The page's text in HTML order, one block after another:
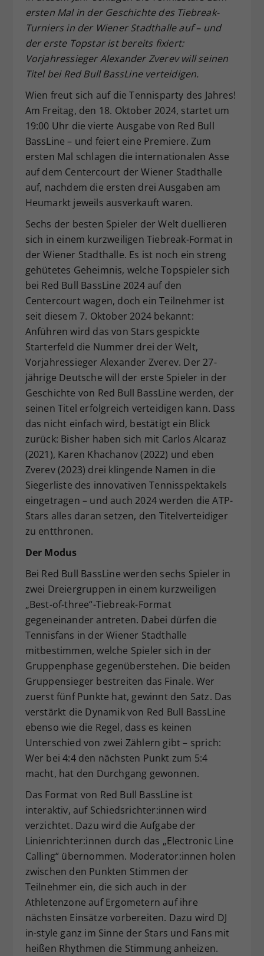
ersten Mal in der Geschichte des Tiebreak-
Turniers in der Wiener Stadthalle auf – und
der erste Topstar ist bereits fixiert:
Vorjahressieger Alexander Zverev will seinen
Titel bei Red Bull BassLine verteidigen.
Wien freut sich auf die Tennisparty des Jahres!
Am Freitag, den 18. Oktober 2024, startet um
19:00 Uhr die vierte Ausgabe von Red Bull
BassLine – und feiert eine Premiere. Zum
ersten Mal schlagen die internationalen Asse
auf dem Centercourt der Wiener Stadthalle
auf, nachdem die ersten drei Ausgaben am
Heumarkt jeweils ausverkauft waren.
Sechs der besten Spieler der Welt duellieren
sich in einem kurzweiligen Tiebreak-Format in
der Wiener Stadthalle. Es ist noch ein streng
gehütetes Geheimnis, welche Topspieler sich
bei Red Bull BassLine 2024 auf den
Centercourt wagen, doch ein Teilnehmer ist
seit diesem 7. Oktober 2024 bekannt:
Anführen wird das von Stars gespickte
Starterfeld die Nummer drei der Welt,
Vorjahressieger Alexander Zverev. Der 27-
jährige Deutsche will der erste Spieler in der
Geschichte von Red Bull BassLine werden, der
seinen Titel erfolgreich verteidigen kann. Dass
das nicht einfach wird, bestätigt ein Blick
zurück: Bisher haben sich mit Carlos Alcaraz
(2021), Karen Khachanov (2022) und eben
Zverev (2023) drei klingende Namen in die
Siegerliste des innovativen Tennisspektakels
eingetragen – und auch 2024 werden die ATP-
Stars alles daran setzen, den Titelverteidiger
zu entthronen.
Der Modus
Bei Red Bull BassLine werden sechs Spieler in
zwei Dreiergruppen in einem kurzweiligen
„Best-of-three“-Tiebreak-Format
gegeneinander antreten. Dabei dürfen die
Tennisfans in der Wiener Stadthalle
mitbestimmen, welche Spieler sich in der
Gruppenphase gegenüberstehen. Die beiden
Gruppensieger bestreiten das Finale. Wer
zuerst fünf Punkte hat, gewinnt den Satz. Das
verstärkt die Dynamik von Red Bull BassLine
ebenso wie die Regel, dass es keinen
Unterschied von zwei Zählern gibt – sprich:
Wer bei 4:4 den nächsten Punkt zum 5:4
macht, hat den Durchgang gewonnen.
Das Format von Red Bull BassLine ist
interaktiv, auf Schiedsrichter:innen wird
verzichtet. Dazu wird die Aufgabe der
Linienrichter:innen durch das „Electronic Line
Calling“ übernommen. Moderator:innen holen
zwischen den Punkten Stimmen der
Teilnehmer ein, die sich auch in der
Athletenzone auf Ergometern auf ihre
nächsten Einsätze vorbereiten. Dazu wird DJ
in-style ganz im Sinne der Stars und Fans mit
heißen Rhythmen die Stimmung anheizen.
Zweck
Dieser Wert speichert Ihre Consent-
Einstellungen. Unter anderem eine
zufällig generierte ID, für die
historische Speicherung Ihrer
vorgenommen Einstellungen, falls der
Webseiten-Betreiber dies eingestellt
hat.